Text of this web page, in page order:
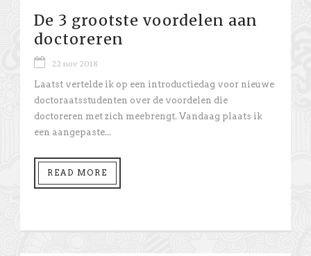
De 3 grootste voordelen aan
doctoreren
22 nov 2018
Laatst vertelde ik op een introductiedag voor nieuwe
doctoraatsstudenten over de voordelen die
doctoreren met zich meebrengt. Vandaag plaats ik
een aangepaste...
READ MORE